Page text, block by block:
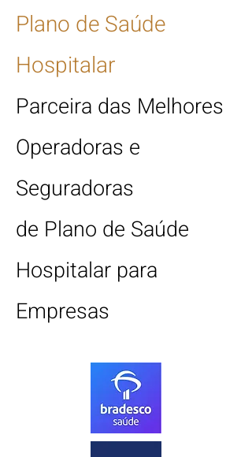
Plano de Saúde
Hospitalar
Parceira das Melhores
Operadoras e
Seguradoras
de Plano de Saúde
Hospitalar para
Empresas